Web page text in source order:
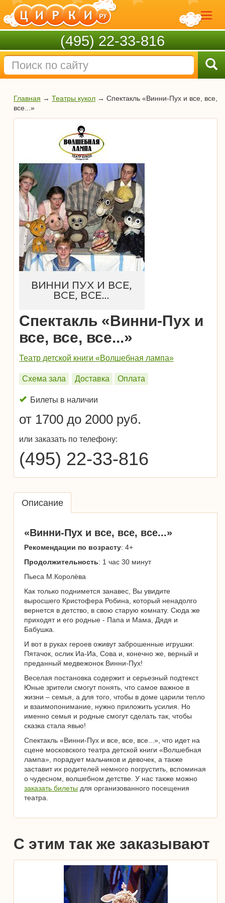
(495) 22-33-816
Главная → Театры кукол → Спектакль «Винни-Пух и все, все,
все...»
Спектакль «Винни-Пух и
все, все, все...»
Театр детской книги «Волшебная лампа»
Схема зала Доставка Оплата
Билеты в наличии
от 1700 до 2000 руб.
или заказать по телефону:
(495) 22-33-816
Описание
«Винни-Пух и все, все, все...»
Рекомендации по возрасту: 4+
Продолжительность: 1 час 30 минут
Пьеса М.Королёва
Как только поднимется занавес, Вы увидите
выросшего Кристофера Робина, который ненадолго
вернется в детство, в свою старую комнату. Сюда же
приходят и его родные - Папа и Мама, Дядя и
Бабушка.
И вот в руках героев оживут заброшенные игрушки:
Пятачок, ослик Иа-Иа, Сова и, конечно же, верный и
преданный медвежонок Винни-Пух!
Веселая постановка содержит и серьезный подтекст.
Юные зрители смогут понять, что самое важное в
жизни – семья, а для того, чтобы в доме царили тепло
и взаимопонимание, нужно приложить усилия. Но
именно семья и родные смогут сделать так, чтобы
сказка стала явью!
Спектакль «Винни-Пух и все, все, все...», что идет на
сцене московского театра детской книги «Волшебная
лампа», порадует мальчиков и девочек, а также
заставит их родителей немного погрустить, вспоминая
о чудесном, волшебном детстве. У нас также можно
заказать билеты для организованного посещения
театра.
С этим так же заказывают